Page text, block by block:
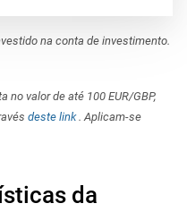
na conta de investimento.
no valor de até 100 EUR/GBP,
deste link . Aplicam-se
da